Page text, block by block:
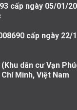
cấp ngày 05/01/
cấp ngày 22/
dân cư Vạn
Minh, Việt Nam